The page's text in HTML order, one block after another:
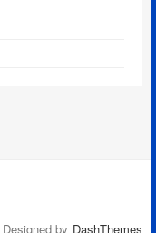
Designed by DashThemes